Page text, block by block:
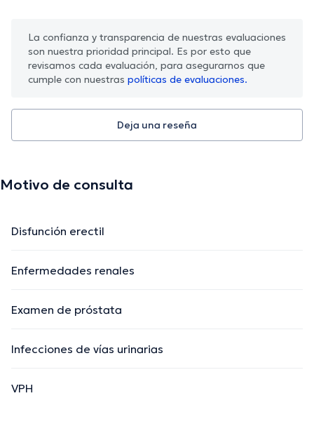
La confianza y transparencia de nuestras evaluaciones
son nuestra prioridad principal. Es por esto que
revisamos cada evaluación, para asegurarnos que
cumple con nuestras políticas de evaluaciones.
Deja una reseña
Motivo de consulta
Disfunción erectil
Enfermedades renales
Examen de próstata
Infecciones de vías urinarias
VPH